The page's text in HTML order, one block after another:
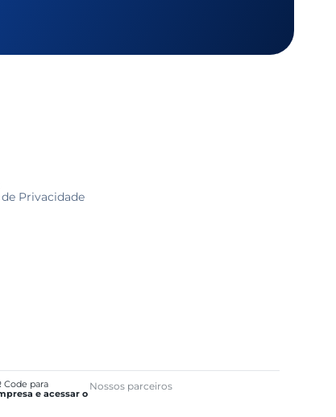
Privacidade
Code para
e acessar o
Nossos parceiros